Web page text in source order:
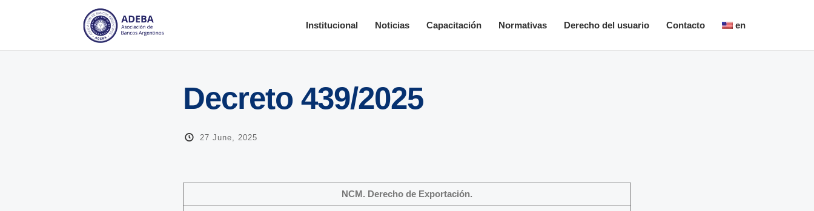
Institucional Noticias Capacitación Normativas Derecho del usuario Contacto en
Decreto 439/2025
27 June, 2025
NCM. Derecho de Exportación.